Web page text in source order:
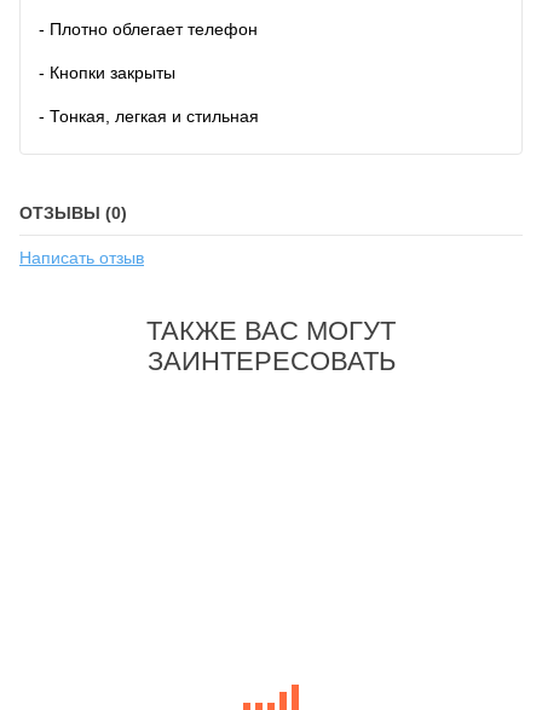
- Плотно облегает телефон
- Кнопки закрыты
- Тонкая, легкая и стильная
ОТЗЫВЫ (0)
Написать отзыв
ТАКЖЕ ВАС МОГУТ
ЗАИНТЕРЕСОВАТЬ